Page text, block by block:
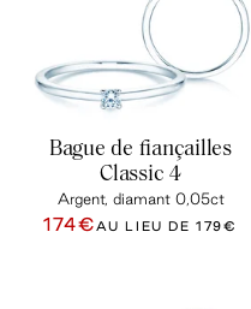
Bague de fiançailles
Classic 4
Argent, diamant 0,05ct
174€AU LIEU DE179€